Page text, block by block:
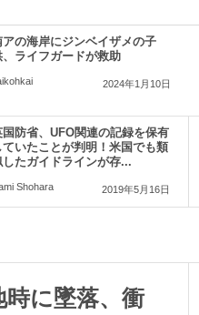
アの海岸にジンベイザメの子
、ライフガードが救助
2024年1月10日
国防省、UFO関連の記録を保有
ていたことが判明！米国でも類
したガイドラインが存...
Shohara 2019年5月16日
に墜落、衝